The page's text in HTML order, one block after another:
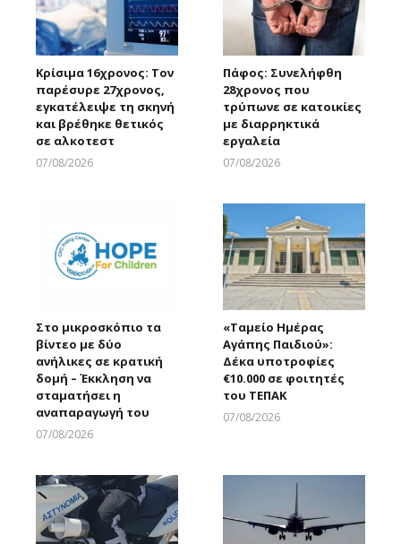
Κρίσιμα 16χρονος: Τον
παρέσυρε 27χρονος,
εγκατέλειψε τη σκηνή
και βρέθηκε θετικός
σε αλκοτεστ
07/08/2026
Πάφος: Συνελήφθη
28χρονος που
τρύπωνε σε κατοικίες
με διαρρηκτικά
εργαλεία
07/08/2026
Στο μικροσκόπιο τα
βίντεο με δύο
ανήλικες σε κρατική
δομή – Έκκληση να
σταματήσει η
αναπαραγωγή του
07/08/2026
«Ταμείο Ημέρας
Αγάπης Παιδιού»:
Δέκα υποτροφίες
€10.000 σε φοιτητές
του ΤΕΠΑΚ
07/08/2026